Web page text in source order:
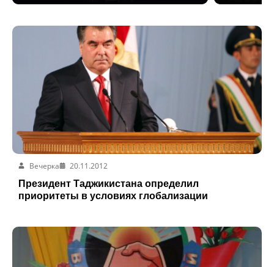
Вечерка
20.11.2012
Президент Таджикистана определил
приоритеты в условиях глобализации